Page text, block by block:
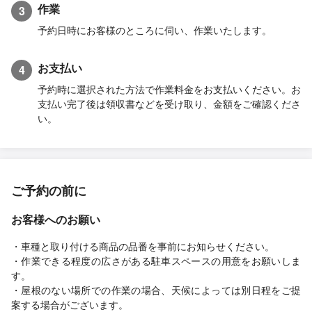
3 作業
予約日時にお客様のところに伺い、作業いたします。
4 お支払い
予約時に選択された方法で作業料金をお支払いください。お
支払い完了後は領収書などを受け取り、金額をご確認くださ
い。
ご予約の前に
お客様へのお願い
・車種と取り付ける商品の品番を事前にお知らせください。
・作業できる程度の広さがある駐車スペースの用意をお願いしま
す。
・屋根のない場所での作業の場合、天候によっては別日程をご提
案する場合がございます。